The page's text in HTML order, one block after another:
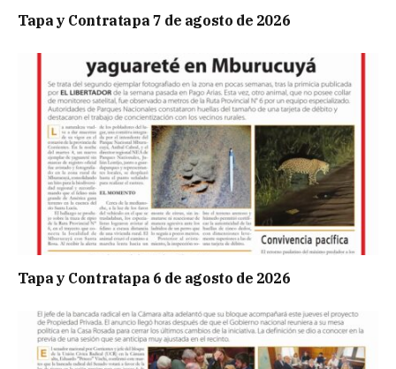
Tapa y Contratapa 7 de agosto de 2026
Tapa y Contratapa 6 de agosto de 2026